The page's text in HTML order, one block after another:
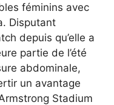
féminins avec
Disputant
depuis qu’elle a
partie de l’été
abdominale,
un avantage
Stadium